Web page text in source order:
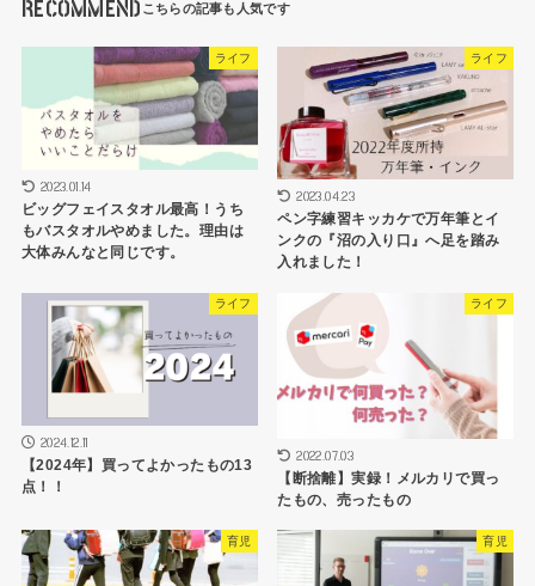
RECOMMEND
ライフ
2023.01.14
ビッグフェイスタオル最高！うち
もバスタオルやめました。理由は
大体みんなと同じです。
ライフ
2023.04.23
ペン字練習キッカケで万年筆とイ
ンクの『沼の入り口』へ足を踏み
入れました！
ライフ
2024.12.11
【2024年】買ってよかったもの13
点！！
ライフ
2022.07.03
【断捨離】実録！メルカリで買っ
たもの、売ったもの
育児 育児